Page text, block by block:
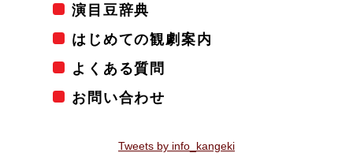
演目豆辞典
はじめての観劇案内
よくある質問
お問い合わせ
Tweets by info_kangeki